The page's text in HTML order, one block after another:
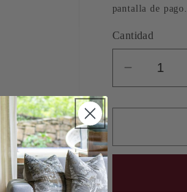
pantalla de pago.
Cantidad
Reducir
cantidad
para
negro